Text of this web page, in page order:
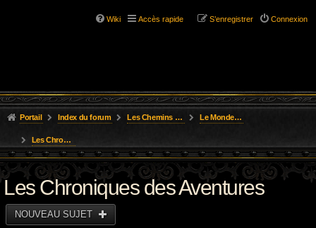
Wiki Accès rapide Connexion
S’enregistrer
Portail Index du forum Les Chemins de L'Aventure Le Monde des Royaumes Oubliés
Les Chroniques des Aventures
Les Chroniques des Aventures
NOUVEAU SUJET